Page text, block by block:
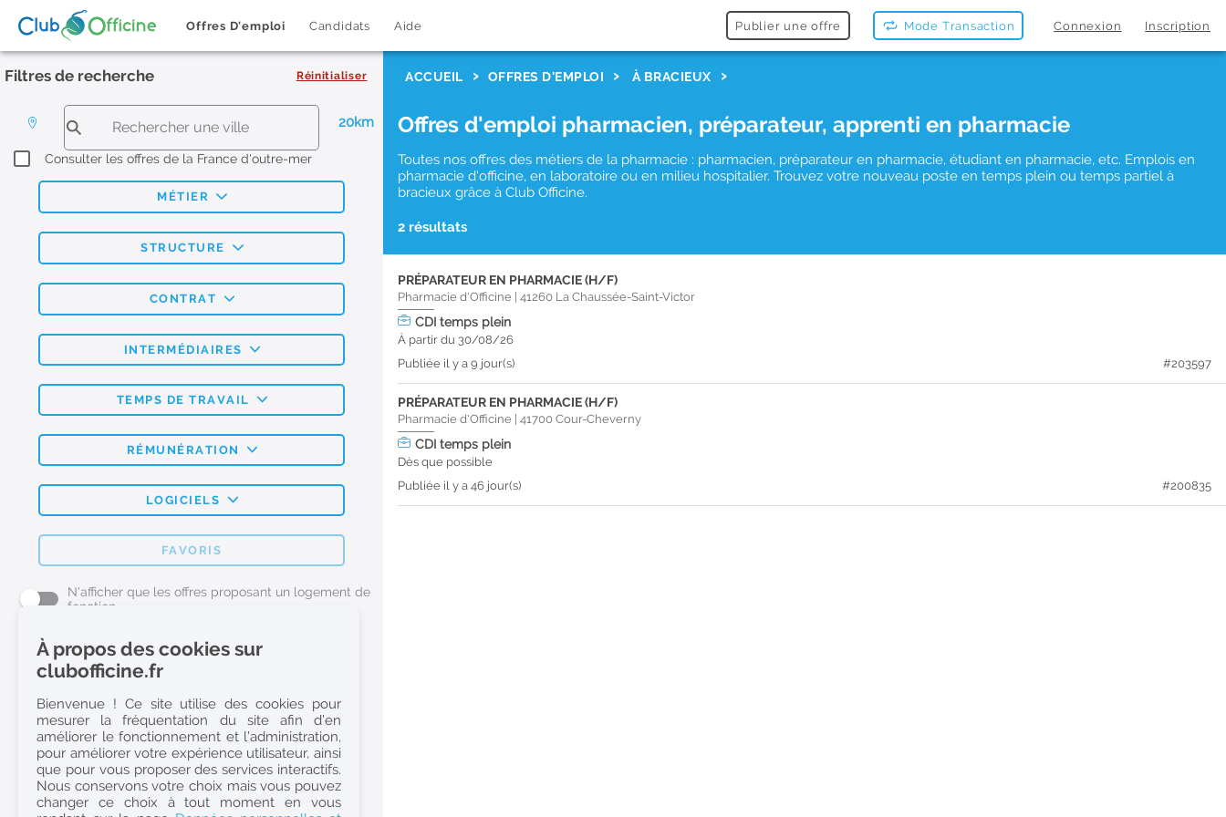
Offres D'emploi Candidats Aide Publier une offre Mode Transaction Connexion Inscription
Filtres de recherche Réinitialiser
20km
Consulter les offres de la France d'outre-mer
MÉTIER
STRUCTURE
CONTRAT
INTERMÉDIAIRES
TEMPS DE TRAVAIL
RÉMUNÉRATION
LOGICIELS
FAVORIS
N'afficher que les offres proposant un logement de
fonction
L'emploi Pharmacie par métier
Pharmacien (H/F)
Préparateur en Pharmacie (H/F)
Etudiant en Pharmacie (H/F)
Etudiant en Pharmacie 6e année validée (H/F)
Conseiller Dermo Cosmetique - Esthéticienne (H/F)
ACCUEIL OFFRES D'EMPLOI À BRACIEUX
Offres d'emploi pharmacien, préparateur, apprenti en pharmacie
Toutes nos offres des métiers de la pharmacie : pharmacien, préparateur en pharmacie, étudiant en pharmacie, etc. Emplois en
pharmacie d'officine, en laboratoire ou en milieu hospitalier. Trouvez votre nouveau poste en temps plein ou temps partiel à
bracieux grâce à Club Officine.
2 résultats
PRÉPARATEUR EN PHARMACIE (H/F)
Pharmacie d'Officine |41260 La Chaussée-Saint-Victor
CDItemps plein
À partir du 30/08/26
Publiée il y a 9 jour(s)
#203597
PRÉPARATEUR EN PHARMACIE (H/F)
Pharmacie d'Officine |41700Cour-Cheverny
CDItemps plein
Dès que possible
Publiée il y a 46 jour(s)
#200835
À propos des cookies sur
clubofficine.fr
Bienvenue ! Ce site utilise des cookies pour
mesurer la fréquentation du site afin d’en
améliorer le fonctionnement et l’administration,
pour améliorer votre expérience utilisateur, ainsi
que pour vous proposer des services interactifs.
Nous conservons votre choix mais vous pouvez
changer ce choix à tout moment en vous